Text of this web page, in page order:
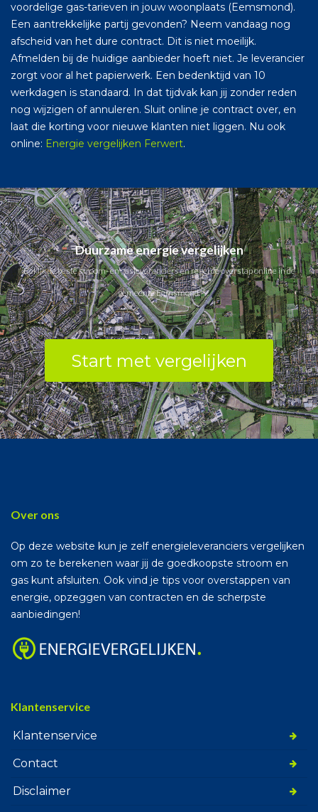
voordelige gas-tarieven in jouw woonplaats (Eemsmond).
Een aantrekkelijke partij gevonden? Neem vandaag nog
afscheid van het dure contract. Dit is niet moeilijk.
Afmelden bij de huidige aanbieder hoeft niet. Je leverancier
zorgt voor al het papierwerk. Een bedenktijd van 10
werkdagen is standaard. In dat tijdvak kan jij zonder reden
nog wijzigen of annuleren. Sluit online je contract over, en
laat die korting voor nieuwe klanten niet liggen. Nu ook
online: Energie vergelijken Ferwert.
Duurzame energie vergelijken
Bekijk de beste stroom- en gasleveranciers en regel de overstap online in de
gemeente Eemsmond.
Start met vergelijken
Over ons
Op deze website kun je zelf energieleveranciers vergelijken
om zo te berekenen waar jij de goedkoopste stroom en
gas kunt afsluiten. Ook vind je tips voor overstappen van
energie, opzeggen van contracten en de scherpste
aanbiedingen!
Klantenservice
Klantenservice
Contact
Disclaimer